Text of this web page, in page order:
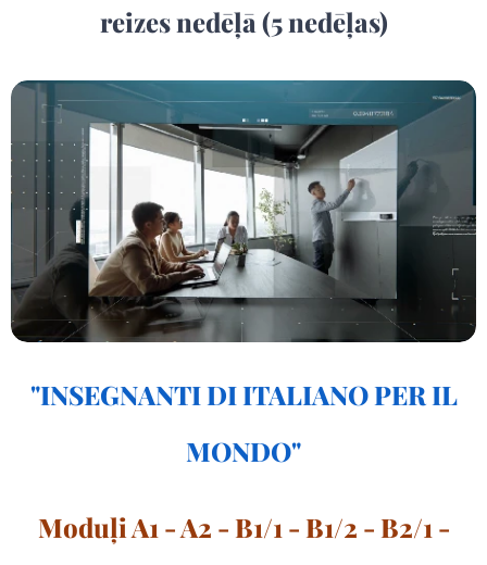
reizes nedēļā (5 nedēļas)
"INSEGNANTI DI ITALIANO PER IL
MONDO"
Moduļi A1 - A2 - B1/1 - B1/2 - B2/1 -